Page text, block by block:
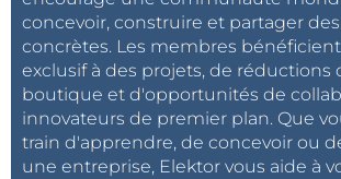
concevoir, construire et partager
concrètes. Les membres
exclusif à des projets, de réductions
boutique et d'opportunités de
innovateurs de premier plan. Que
train d'apprendre, de concevoir ou
une entreprise, Elektor vous aide à